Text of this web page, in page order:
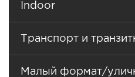
Indoor
Транспорт и
Малый формат/